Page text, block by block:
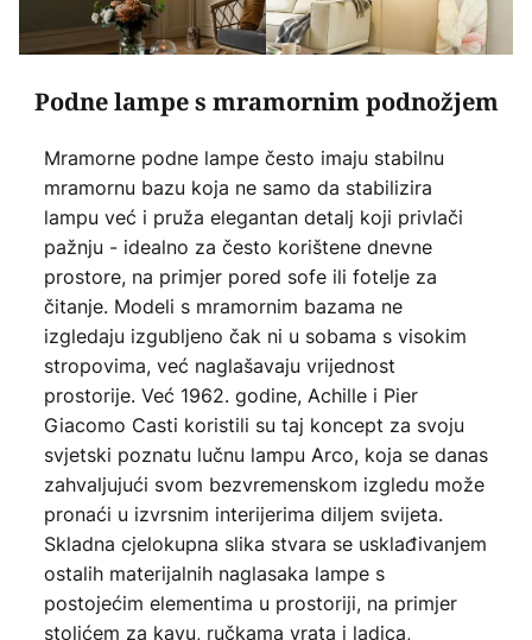
Podne lampe s mramornim podnožjem
Mramorne podne lampe često imaju stabilnu
mramornu bazu koja ne samo da stabilizira
lampu već i pruža elegantan detalj koji privlači
pažnju - idealno za često korištene dnevne
prostore, na primjer pored sofe ili fotelje za
čitanje. Modeli s mramornim bazama ne
izgledaju izgubljeno čak ni u sobama s visokim
stropovima, već naglašavaju vrijednost
prostorije. Već 1962. godine, Achille i Pier
Giacomo Casti koristili su taj koncept za svoju
svjetski poznatu lučnu lampu Arco, koja se danas
zahvaljujući svom bezvremenskom izgledu može
pronaći u izvrsnim interijerima diljem svijeta.
Skladna cjelokupna slika stvara se usklađivanjem
ostalih materijalnih naglasaka lampe s
postojećim elementima u prostoriji, na primjer
stolićem za kavu, ručkama vrata i ladica,